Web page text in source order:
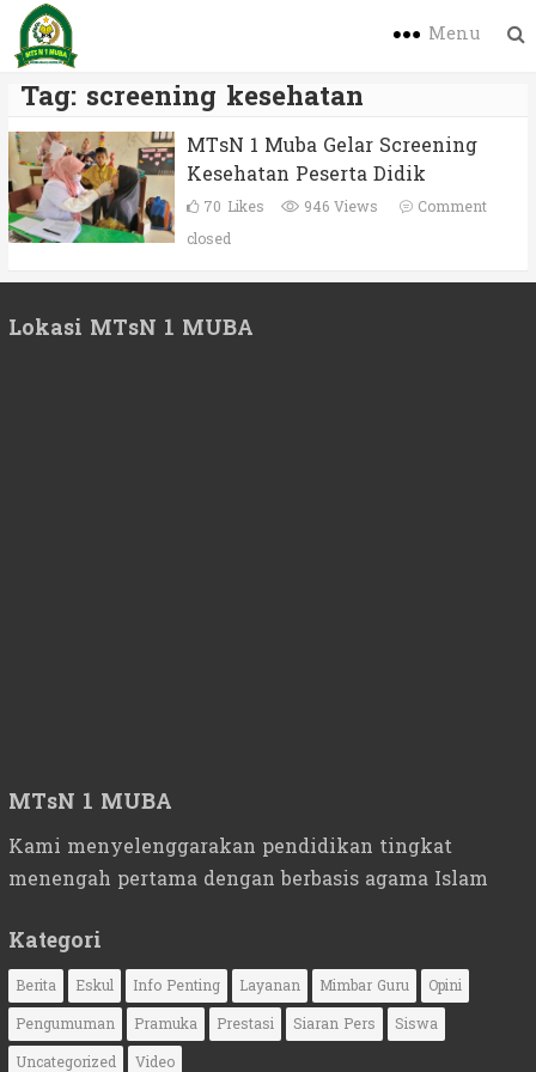
Menu
Tag: screening kesehatan
MTsN 1 Muba Gelar Screening
Kesehatan Peserta Didik
70 Likes 946 Views
Comment
closed
Lokasi MTsN 1 MUBA
MTsN 1 MUBA
Kami menyelenggarakan pendidikan tingkat
menengah pertama dengan berbasis agama Islam
Kategori
Berita Eskul Info Penting Layanan Mimbar Guru
Opini
Pengumuman
Pramuka Prestasi Siaran Pers
Siswa
Uncategorized
Video